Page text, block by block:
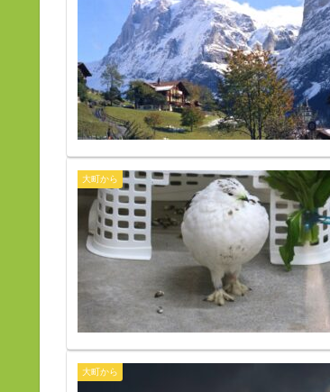
大町から
大町から